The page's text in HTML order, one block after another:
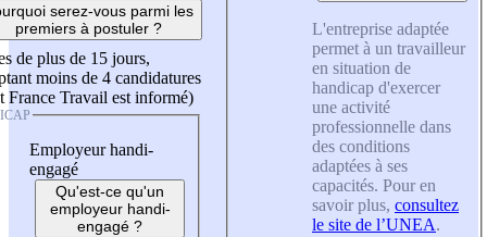
serez-vous parmi les
premiers à postuler ?
de plus de 15 jours,
moins de 4 candidatures
France Travail est informé)
Employeur handi-
engagé
Qu'est-ce qu'un
employeur handi-
engagé ?
L'entreprise adaptée
permet à un travailleur
en situation de
handicap d'exercer
une activité
professionnelle dans
des conditions
adaptées à ses
capacités. Pour en
savoir plus, consultez
le site de l’UNEA.